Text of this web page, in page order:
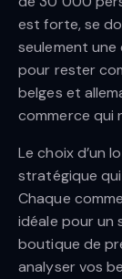
est forte, se
seulement
pour rester
belges et
commerce qui
Le choix d’un
stratégique
Chaque
idéale pour un
boutique de
analyser vos